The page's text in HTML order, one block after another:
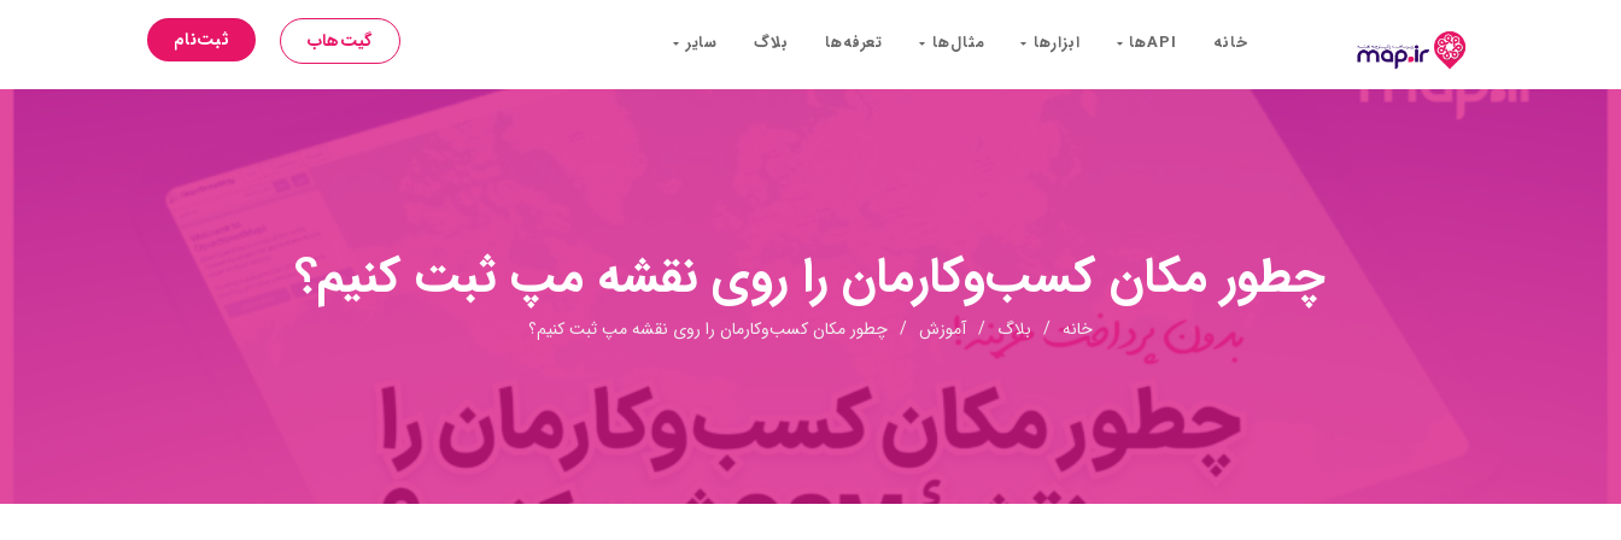
ثبت‌نام گیت‌هاب خانه API‌ها ابزارها مثال‌ها تعرفه‌ها بلاگ سایر
چطور مکان کسب‌وکارمان را روی نقشه‌ مپ ثبت کنیم؟
خانه / بلاگ / آموزش / چطور مکان کسب‌وکارمان را روی نقشه‌ مپ ثبت کنیم؟